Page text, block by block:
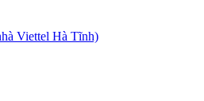
Viettel Hà Tĩnh)